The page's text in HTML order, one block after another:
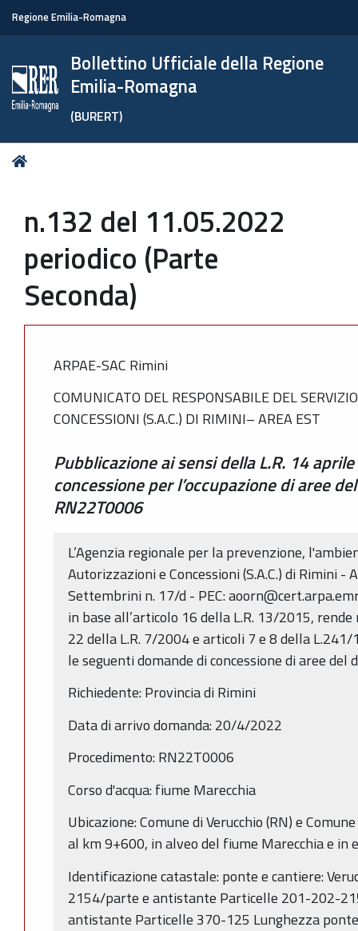
Regione Emilia-Romagna
Bollettino Ufficiale della Regione
Emilia-Romagna
(BURERT)
Tu
n.132 del 11.05.2022
periodico (Parte
Seconda)
ARPAE-SAC Rimini
COMUNICATO DEL RESPONSABILE DEL
CONCESSIONI (S.A.C.) DI RIMINI– AREA EST
Pubblicazione ai sensi della L.R. 14
concessione per l’occupazione di aree
RN22T0006
L’Agenzia regionale per la prevenzione,
Autorizzazioni e Concessioni (S.A.C.) di Rimini -
Settembrini n. 17/d - PEC:
in base all’articolo 16 della L.R. 13/2015,
22 della L.R. 7/2004 e articoli 7 e 8 della
le seguenti domande di concessione di aree del
Richiedente: Provincia di Rimini
Data di arrivo domanda: 20/4/2022
Procedimento: RN22T0006
Corso d'acqua: fiume Marecchia
Ubicazione: Comune di Verucchio (RN) e
al km 9+600, in alveo del fiume Marecchia e in
Identificazione catastale: ponte e cantiere:
2154/parte e antistante Particelle 201-202-
antistante Particelle 370-125 Lunghezza